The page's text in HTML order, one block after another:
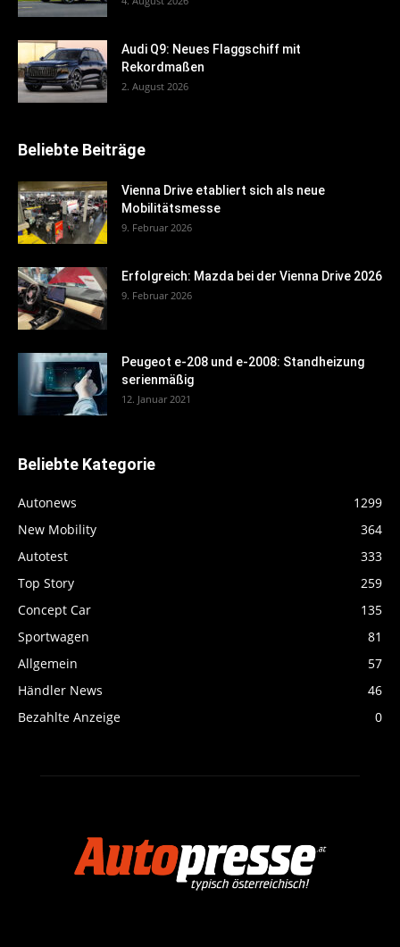
Audi Q9: Neues Flaggschiff mit
Rekordmaßen
2. August 2026
Beliebte Beiträge
Vienna Drive etabliert sich als neue
Mobilitätsmesse
9. Februar 2026
Erfolgreich: Mazda bei der Vienna Drive 2026
9. Februar 2026
Peugeot e-208 und e-2008: Standheizung
serienmäßig
12. Januar 2021
Beliebte Kategorie
Autonews
1299
New Mobility
364
Autotest
333
Top Story
259
Concept Car
135
Sportwagen
81
Allgemein
57
Händler News
46
Bezahlte Anzeige
0